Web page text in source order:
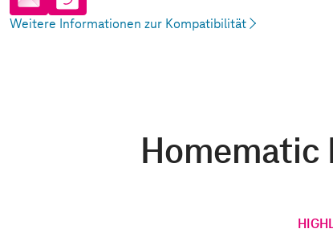
Weitere Informationen zur Kompatibilität
Homematic